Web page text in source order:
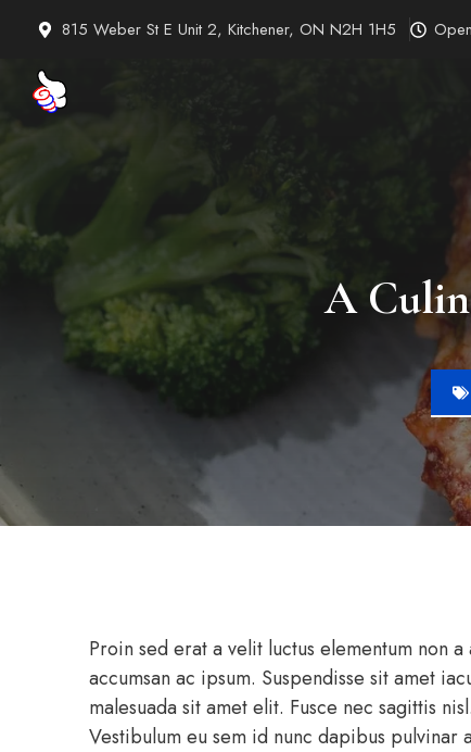
content
815 Weber St E Unit 2, Kitchener, ON N2H 1H5
A
Proin sed erat a velit luctus elementum non
accumsan ac ipsum. Suspendisse sit amet
malesuada sit amet elit. Fusce nec sagittis
Vestibulum eu sem id nunc dapibus